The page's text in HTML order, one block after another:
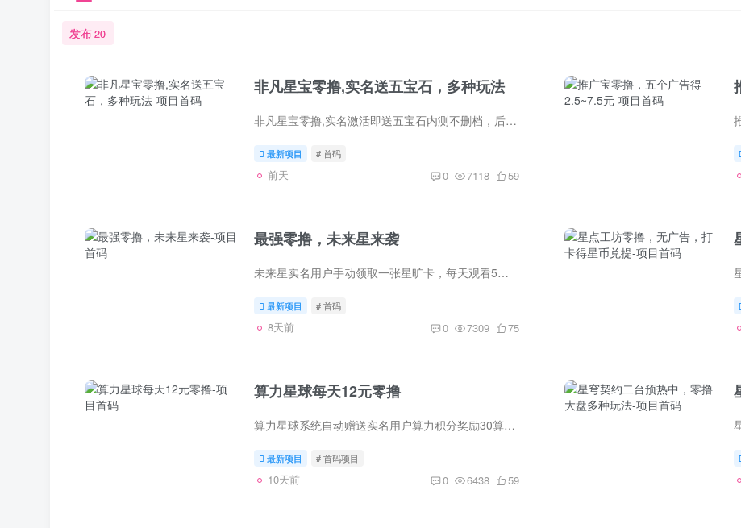
发布20
非凡星宝零撸,实名送五宝石，多种玩法
非凡星宝零撸,实名激活即送五宝石内测不删档，后天正式上线宝石可直接提，可兑换u，可生活缴费，可玩小游戏，可购物等以下链接http://www.feifanxingbao.top/Home/Login/registered?registered=...
最新项目 # 首码
前天 0 7118 59
最强零撸，未来星来袭
未来星实名用户手动领取一张星旷卡，每天观看5个广告获得0.5宝石使用宝石参与星旷爬墙获得更多奖励爬到五级为有效会员宝石可转赠，可兑换红包提，可商场购物，可体验小游戏，可生活缴费，可兑换...
最新项目 # 首码
8天前 0 7309 75
算力星球每天12元零撸
算力星球系统自动赠送实名用户算力积分奖励30算力积分可兑换Token初级星球兑换Token初级算力星球会立刻产出12颗算力宝石(价值12元,可马上变现)每24小时再产出一次;相当于每天可得12元邀请好友注...
最新项目 # 首码项目
10天前 0 6438 59